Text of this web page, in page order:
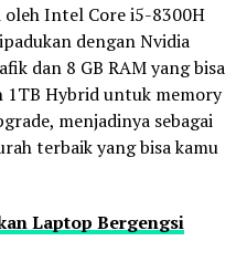
Intel Core i5-8300H
dengan Nvidia
dan 8 GB RAM yang bisa
1TB Hybrid untuk memory
menjadinya sebagai
terbaik yang bisa kamu
Laptop Bergengsi